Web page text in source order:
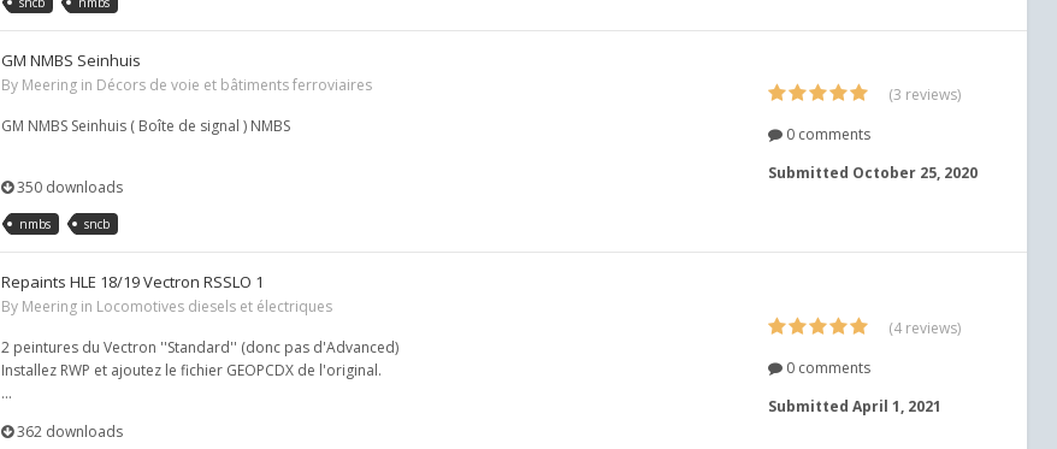
GM NMBS Seinhuis
By Meering in Décors de voie et bâtiments ferroviaires
GM NMBS Seinhuis ( Boîte de signal ) NMBS
350 downloads
nmbs sncb
(3 reviews)
0 comments
Submitted October 25, 2020
Repaints HLE 18/19 Vectron RSSLO 1
By Meering in Locomotives diesels et électriques
2 peintures du Vectron ''Standard'' (donc pas d'Advanced)
Installez RWP et ajoutez le fichier GEOPCDX de l'original.
...
362 downloads
(4 reviews)
0 comments
Submitted April 1, 2021